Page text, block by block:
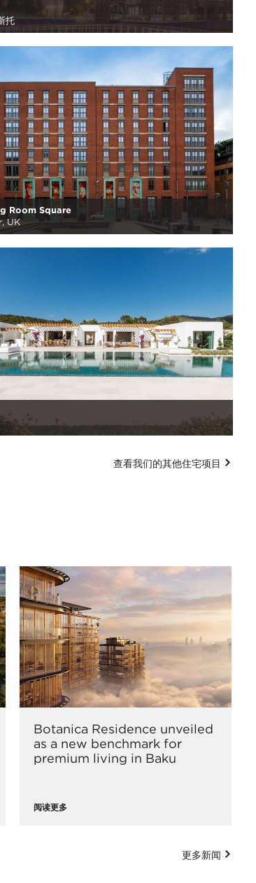
托
Room Square
UK
查看我们的其他住宅项目
Botanica Residence unveiled
as a new benchmark for
premium living in Baku
阅读更多
更多新闻